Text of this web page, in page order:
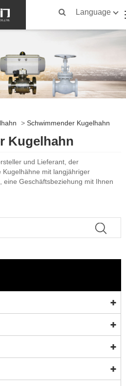
Language
> Schwimmender Kugelhahn
Kugelhahn
und Lieferant, der
Kugelhähne mit langjähriger
eine Geschäftsbeziehung mit Ihnen